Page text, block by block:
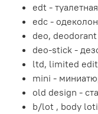
edt -
edc - одеколон
deo,
deo-stick -
ltd, limited
mini -
old design -
b/lot , body